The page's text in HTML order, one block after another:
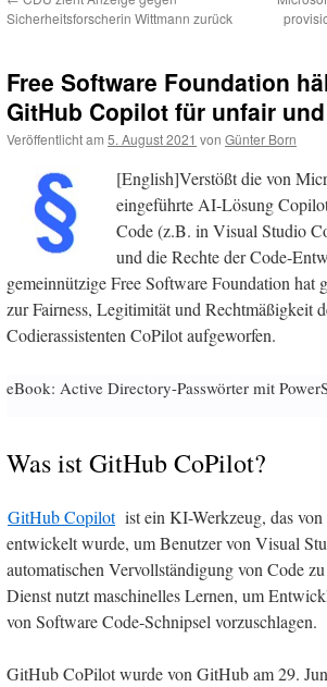
Sicherheitsforscherin Wittmann zurück
Free Software Foundation
GitHub Copilot für unfair
Veröffentlicht am 5. August 2021 von Günter Born
[English]Verstößt die von
eingeführte AI-Lösung
Code (z.B. in Visual Studio
und die Rechte der Code-
gemeinnützige Free Software Foundation hat
zur Fairness, Legitimität und Rechtmäßigkeit
Codierassistenten CoPilot aufgeworfen.
eBook: Active Directory-Passwörter mit
Was ist GitHub CoPilot?
GitHub Copilotist ein KI-Werkzeug, das
entwickelt wurde, um Benutzer von Visual
automatischen Vervollständigung von Code
Dienst nutzt maschinelles Lernen, um
von Software Code-Schnipsel vorzuschlagen.
GitHub CoPilot wurde von GitHub am 29.